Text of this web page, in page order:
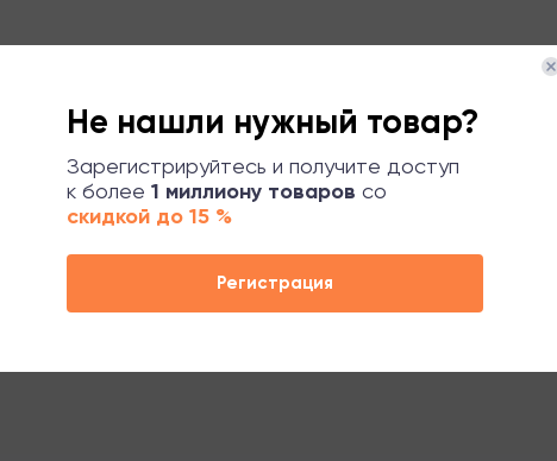
Не нашли нужный товар?
Зарегистрируйтесь и получите доступ
к более 1 миллиону товаров со
скидкой до 15 %
Регистрация